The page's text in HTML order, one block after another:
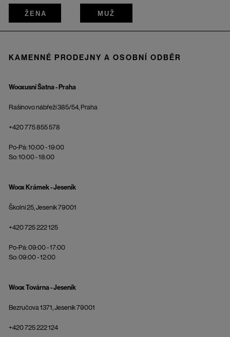
ŽENA MUŽ
KAMENNÉ PRODEJNY A OSOBNÍ ODBĚR
Wooxusní Šatna - Praha
Rašínovo nábřeží 385/54, Praha
+420 775 855 578
Po-Pá: 10:00 - 19:00
So: 10:00 - 18:00
Woox Krámek - Jeseník
Školní 25, Jeseník 79001
+420 725 222 125
Po-Pá: 09:00 - 17:00
So: 09:00 - 12:00
Woox Továrna - Jeseník
Bezručova 1371, Jeseník 79001
+420 725 222 124